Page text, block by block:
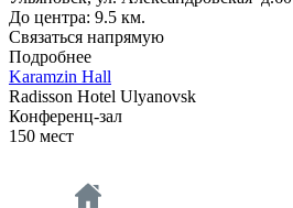
До центра: 9.5 км.
Связаться напрямую
Подробнее
Karamzin Hall
Radisson Hotel Ulyanovsk
Конференц-зал
150 мест